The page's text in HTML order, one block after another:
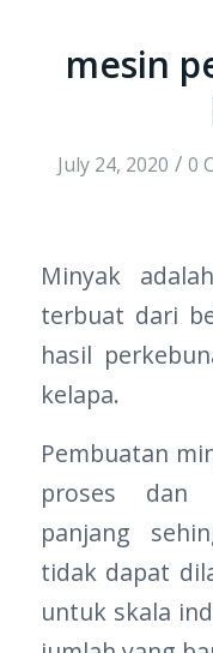
mesin
July 24, 2020 / 0
Minyak
terbuat dari
hasil
kelapa.
Pembuatan
proses dan
panjang
tidak dapat
untuk skala